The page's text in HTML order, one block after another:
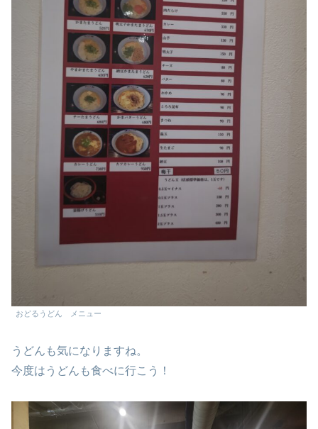
おどるうどん メニュー
うどんも気になりますね。
今度はうどんも食べに行こう！